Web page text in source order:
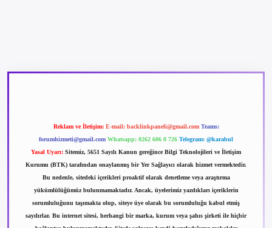
Reklam ve İletişim: E-mail: backlinkpaneli@gmail.com Teams:
forumhizmeti@gmail.com Whatsapp: 0262 606 0 726 Telegram: @karabul
Yasal Uyarı: Sitemiz, 5651 Sayılı Kanun gereğince Bilgi Teknolojileri ve İletişim
Kurumu (BTK) tarafından onaylanmış bir Yer Sağlayıcı olarak hizmet vermektedir.
Bu nedenle, sitedeki içerikleri proaktif olarak denetleme veya araştırma
yükümlülüğümüz bulunmamaktadır. Ancak, üyelerimiz yazdıkları içeriklerin
sorumluluğunu taşımakta olup, siteye üye olarak bu sorumluluğu kabul etmiş
sayılırlar. Bu internet sitesi, herhangi bir marka, kurum veya şahıs şirketi ile hiçbir